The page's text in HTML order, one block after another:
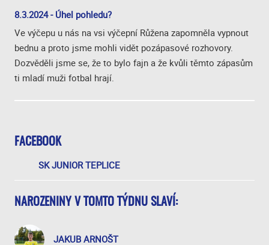
FACEBOOK
SK JUNIOR TEPLICE
NAROZENINY V TOMTO TÝDNU SLAVÍ:
JAKUB ARNOŠT
8.3.2024 - Úhel pohledu?
Ve výčepu u nás na vsi výčepní Růžena zapomněla vypnout
bednu a proto jsme mohli vidět pozápasové rozhovory.
Dozvěděli jsme se, že to bylo fajn a že kvůli těmto zápasům
ti mladí muži fotbal hrají.